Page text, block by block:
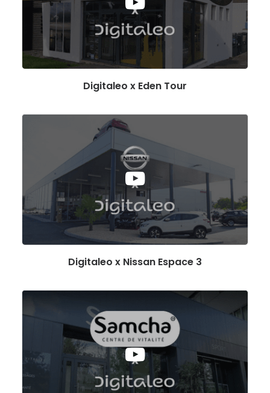
Digitaleo x Eden Tour
Digitaleo x Nissan Espace 3